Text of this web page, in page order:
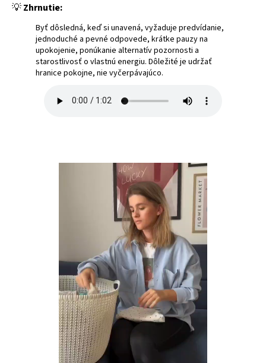
💡Zhrnutie:
Byť dôsledná, keď si unavená, vyžaduje predvídanie,
jednoduché a pevné odpovede, krátke pauzy na
upokojenie, ponúkanie alternatív pozornosti a
starostlivosť o vlastnú energiu. Dôležité je udržať
hranice pokojne, nie vyčerpávajúco.